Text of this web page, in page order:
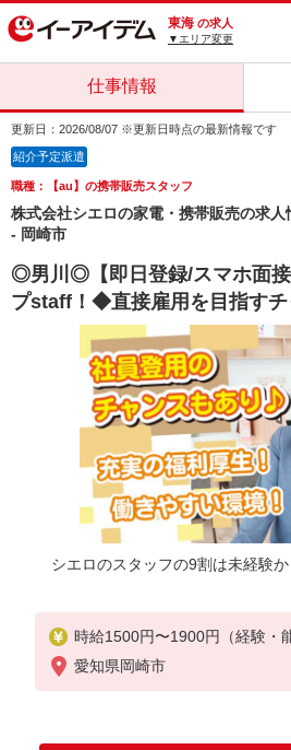
東海 の求人
▼エリア変更
仕事情報
更新日：2026/08/07 ※更新日時点の最新情報です
紹介予定派遣
職種：【au】の携帯販売スタッフ
株式会社シエロの家電・携帯販売の求人
- 岡崎市
◎男川◎【即日登録/スマホ面
プstaff！◆直接雇用を目指す
シエロのスタッフの9割は未経験
時給1500円〜1900円（経験・
※残業代支給
★交通費別途支給（規定あり）
入社祝い金10万円支給(規定有)
愛知県岡崎市